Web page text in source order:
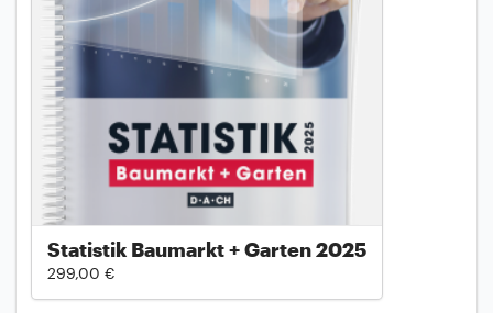
Statistik Baumarkt + Garten 2025
299,00 €